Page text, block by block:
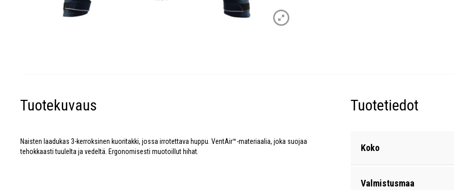
Tuotekuvaus
Naisten laadukas 3-kerroksinen kuoritakki, jossa irrotettava huppu. VentAir™-materiaalia, joka suojaa
tehokkaasti tuulelta ja vedeltä. Ergonomisesti muotoillut hihat.
Tuotetiedot
Koko
Valmistusmaa